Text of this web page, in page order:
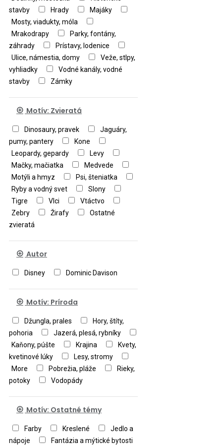
stavby
Hrady
Majáky
Mosty, viadukty, móla
Mrakodrapy
Parky, fontány,
záhrady
Prístavy, lodenice
Ulice, námestia, domy
Veže, stlpy,
vyhliadky
Vodné kanály, vodné
stavby
Zámky
Motív: Zvieratá
Dinosaury, pravek
Jaguáry,
pumy, pantery
Kone
Leopardy, gepardy
Levy
Mačky, mačiatka
Medvede
Motýli a hmyz
Psi, šteniatka
Ryby a vodný svet
Slony
Tigre
Vlci
Vtáctvo
Zebry
Žirafy
Ostatné
zvieratá
Autor
Disney Dominic Davison
Motív: Príroda
Džungla, prales
Hory, štíty,
pohoria
Jazerá, plesá, rybníky
Kaňony, púšte
Krajina
Kvety,
kvetinové lúky
Lesy, stromy
More
Pobrežia, pláže
Rieky,
potoky
Vodopády
Motív: Ostatné témy
Farby Kreslené
Jedlo a
nápoje
Fantázia a mýtické bytosti